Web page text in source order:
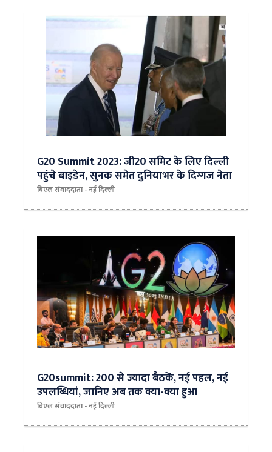
G20 Summit 2023: जी20 समिट के लिए दिल्ली
पहुंचे बाइडेन, सुनक समेत दुनियाभर के दिग्गज नेता
बिएल संवाददाता - नई दिल्ली
G20summit: 200 से ज्यादा बैठकें, नई पहल, नई
उपलब्धियां, जानिए अब तक क्या-क्या हुआ
बिएल संवाददाता - नई दिल्ली